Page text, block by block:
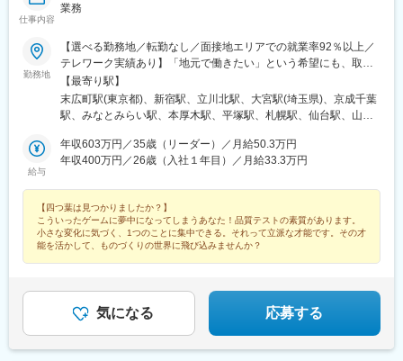
仕事内容
業務
勤務地
【選べる勤務地／転勤なし／面接地エリアでの就業率92％以上／
テレワーク実績あり】「地元で働きたい」という希望にも、取引
事業所数約7,000件&プロジェクト数80,000件の中から検討しま
す。⇒勤務地は北海道・東北・北陸・関東・東海・関西・中国・
四国・九州の各都道府県のプロジェクト先※U・Iターン歓迎※面接
ェクトによって変動）※地域/住宅手当、単身赴任手当などサポー
トも万全です※最終的な就業先は、希望・スキル・経験を考慮し決
日産自動車／本田技研工業／デンソー／アイシン◎情報端末・家
電日立製作所／東芝／三菱電機／パナソニック／富士通◎航空・
宇宙IHI／三菱重工業／川崎重工業受動喫煙対策：敷地内原則禁煙
（就業先によっては喫煙所有）
【最寄り駅】
末広町駅(東京都)、新宿駅、立川北駅、大宮駅(埼玉県)、京成千葉
駅、みなとみらい駅、本厚木駅、平塚駅、札幌駅、仙台駅、山形
駅、沼津駅、浜松駅、豊田市駅、近鉄名古屋駅、東岡崎駅、あす
なろう四日市駅、岐阜駅、富山駅、北鉄金沢駅、草津駅(滋賀県)、
水道町駅、郡山駅(福島県)、甲府駅、盛岡駅、大街道駅、新潟駅、
天文館通駅、東京駅、神田駅(東京都)、三鷹駅、赤坂駅(東京都)、
東池袋駅、茅場町駅、六本木駅、東新宿駅、池袋駅、日本橋駅(東
京都)、錦糸町駅、目黒駅、渋谷駅、品川駅、神谷町駅、大塚駅(東
都)、八丁堀駅(東京都)、有楽町駅、蒲田駅、中野坂上駅、東京テ
レポート駅、豊洲駅、御茶ノ水駅、五反田駅、飯田橋駅、恵比寿
駅、田町駅(東京都)、御徒町駅、東陽町駅、虎ノ門駅、西新宿駅、
給与
年収603万円／35歳（リーダー）／月給50.3万円
年収400万円／26歳（入社１年目）／月給33.3万円
【四つ葉は見つかりましたか？】
こういったゲームに夢中になってしまうあなた！品質テストの素質があります。
小さな変化に気づく、1つのことに集中できる。それって立派な才能です。その才
能を活かして、ものづくりの世界に飛び込みませんか？
気になる 応募する